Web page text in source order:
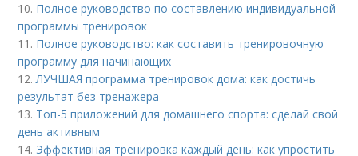
10. Полное руководство по составлению индивидуальной
программы тренировок
11. Полное руководство: как составить тренировочную
программу для начинающих
12.ЛУЧШАЯ программа тренировок дома: как достичь
результат без тренажера
13. Топ-5 приложений для домашнего спорта: сделай свой
день активным
14. Эффективная тренировка каждый день: как упростить